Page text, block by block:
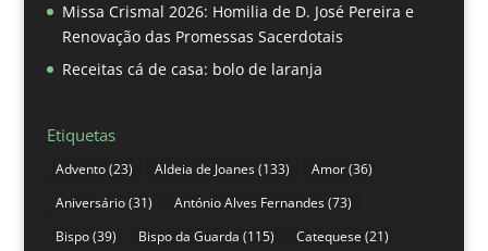
Missa Crismal 2026: Homilia de D. José Pereira e
Renovação das Promessas Sacerdotais
Receitas cá de casa: bolo de laranja
Etiquetas
Advento(23) Aldeia de Joanes(133) Amor(36)
Aniversário(31) António Alves Fernandes(73)
Bispo(39) Bispo da Guarda (115) Catequese (21)